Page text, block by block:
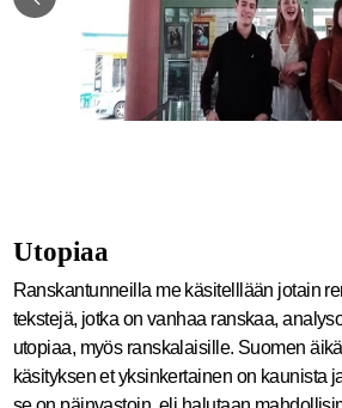
Utopiaa
Ranskantunneilla me käsitelllään jotain
tekstejä, jotka on vanhaa ranskaa,
utopiaa, myös ranskalaisille. Suomen
käsityksen et yksinkertainen on kaunista